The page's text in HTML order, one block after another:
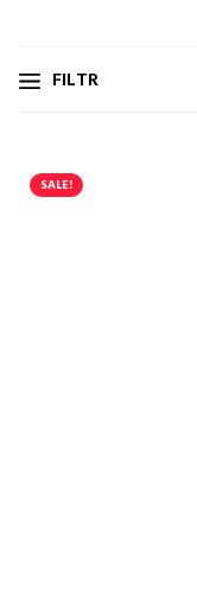
FILTR
SALE!